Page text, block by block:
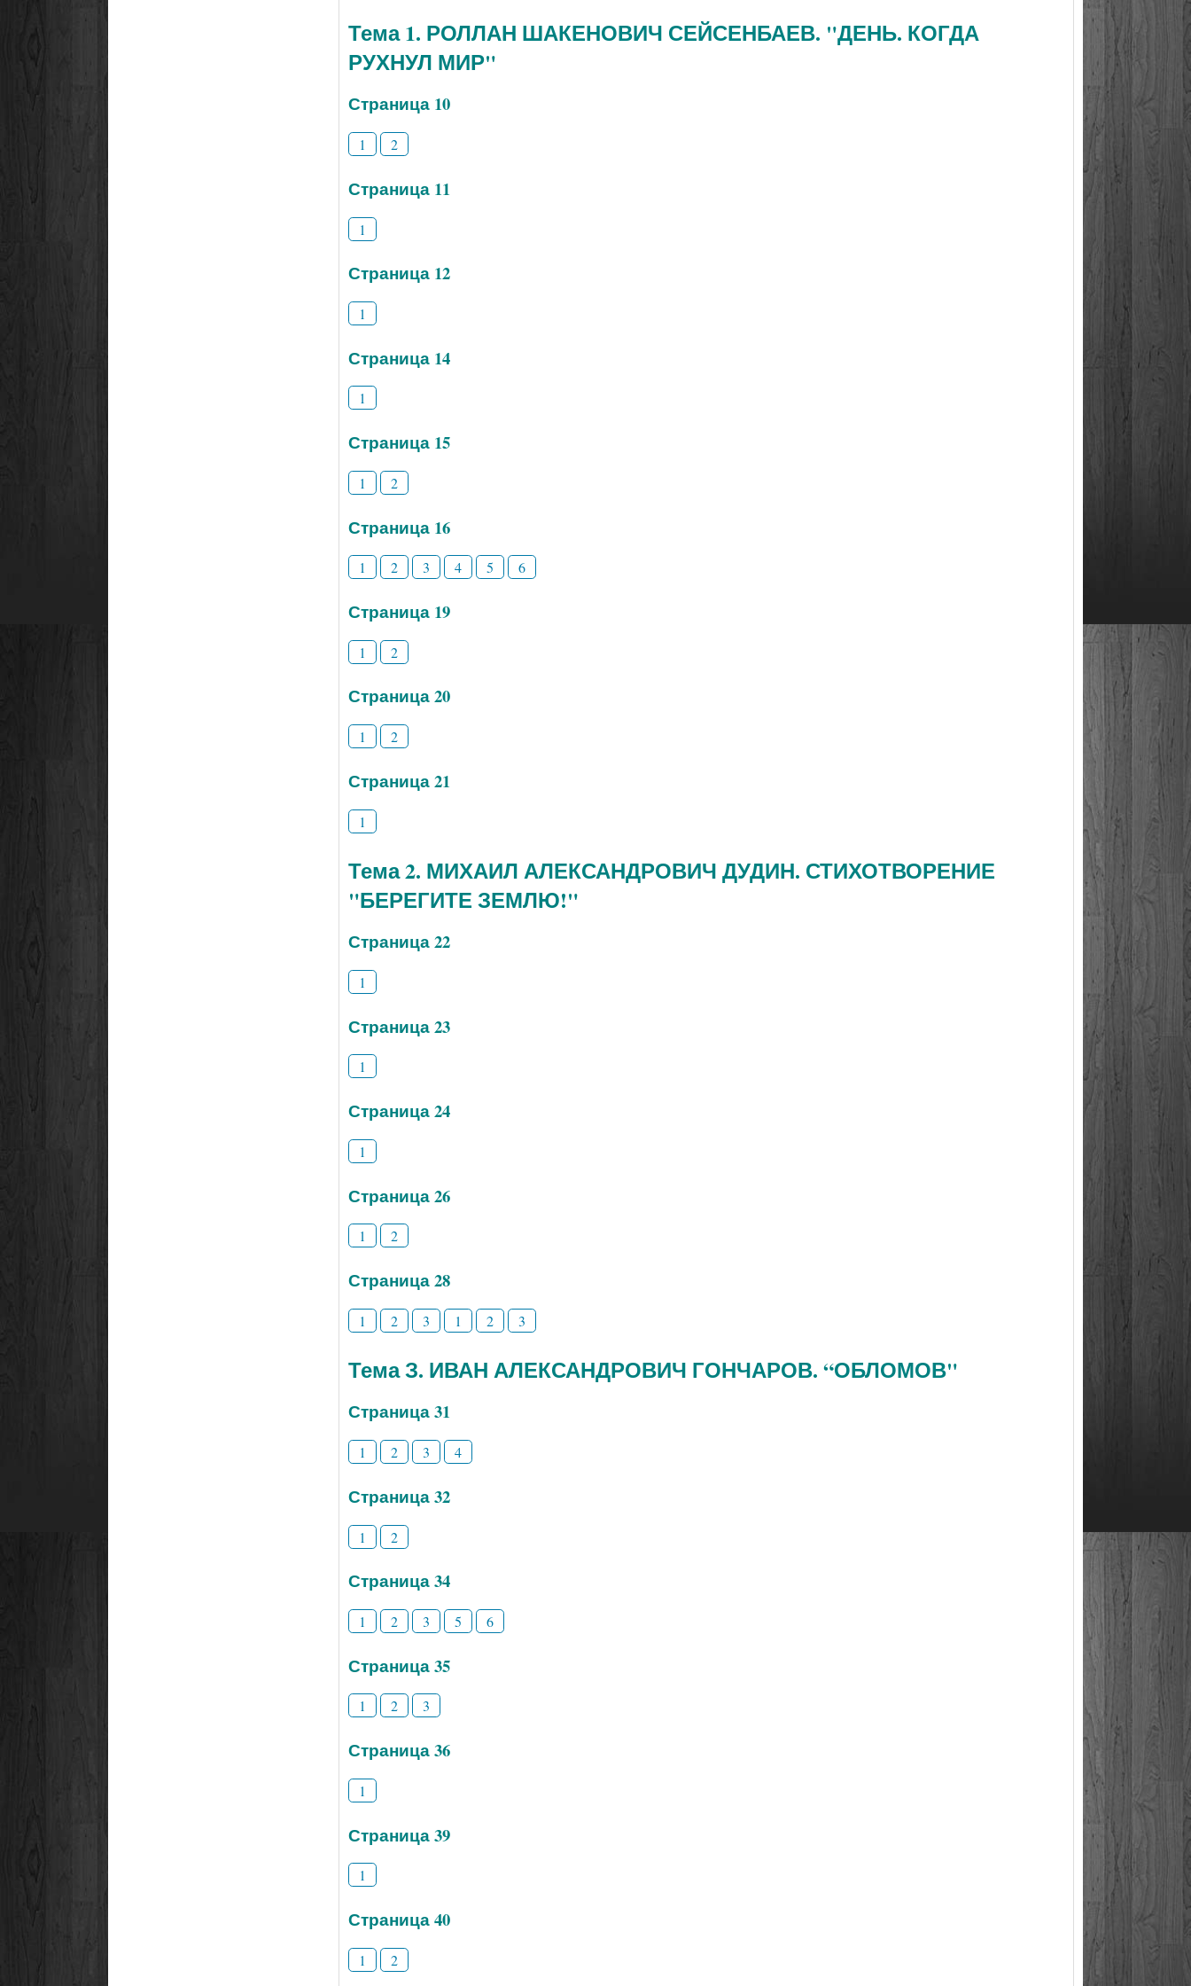
Тема 1. РОЛЛАН ШАКЕНОВИЧ СЕЙСЕНБАЕВ. "ДЕНЬ. КОГДА
РУХНУЛ МИР"
Страница 10
1 2
Страница 11
1
Страница 12
1
Страница 14
1
Страница 15
1 2
Страница 16
1 2 3 4 5 6
Страница 19
1 2
Страница 20
1 2
Страница 21
1
Тема 2. МИХАИЛ АЛЕКСАНДРОВИЧ ДУДИН. СТИХОТВОРЕНИЕ
"БЕРЕГИТЕ ЗЕМЛЮ!"
Страница 22
1
Страница 23
1
Страница 24
1
Страница 26
1 2
Страница 28
1 2 3 1 2 3
Тема З. ИВАН АЛЕКСАНДРОВИЧ ГОНЧАРОВ. “ОБЛОМОВ"
Страница 31
1 2 3 4
Страница 32
1 2
Страница 34
1 2 3 5 6
Страница 35
1 2 3
Страница 36
1
Страница 39
1
Страница 40
1 2